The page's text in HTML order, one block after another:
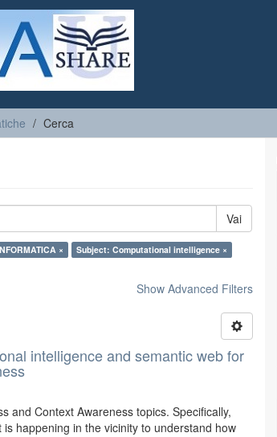
Cerca
Vai
×
Subject: Computational intelligence ×
Show Advanced Filters
intelligence and semantic web for
and Context Awareness topics. Specifically,
happening in the vicinity to understand how